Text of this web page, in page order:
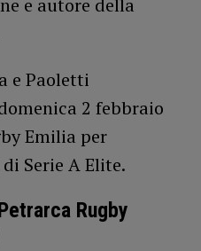
e Paoletti
2 febbraio
Emilia per
Serie A Elite.
Rugby